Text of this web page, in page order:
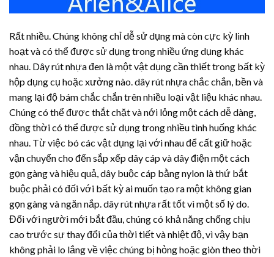
Rất nhiều. Chúng không chỉ dễ sử dụng mà còn cực kỳ linh
hoạt và có thể được sử dụng trong nhiều ứng dụng khác
nhau. Dây rút nhựađen là một vật dụng cần thiết trong bất kỳ
hộp dụng cụ hoặc xưởng nào. dây rút nhựachắc chắn, bền và
mang lại độ bám chắc chắn trên nhiều loại vật liệu khác nhau.
Chúng có thể được thắt chặt và nới lỏng một cách dễ dàng,
đồng thời có thể được sử dụng trong nhiều tình huống khác
nhau. Từ việc bó các vật dụng lại với nhau để cất giữ hoặc
vận chuyển cho đến sắp xếp dây cáp và dây điện một cách
gọn gàng và hiệu quả, dây buộc cáp bằng nylon là thứ bắt
buộc phải có đối với bất kỳ ai muốn tạo ra một không gian
gọn gàng và ngăn nắp. dây rút nhựarất tốt vì một số lý do.
Đối với người mới bắt đầu, chúng có khả năng chống chịu
cao trước sự thay đổi của thời tiết và nhiệt độ, vì vậy bạn
không phải lo lắng về việc chúng bị hỏng hoặc giòn theo thời